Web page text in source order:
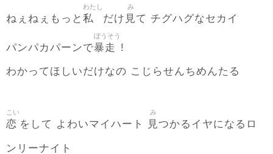
ねぇねぇもっと 私
わたし
だけ 見
み
て チグハグなセカイ
パンパカパーンで暴走
ぼうそう
!
わかってほしいだけなの こじらせんちめんたる
恋
こい
をして よわいマイハート 見
み
つかるイヤになるロ
ンリーナイト